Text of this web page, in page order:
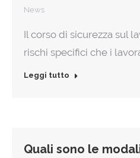
News
Il corso di sicurezza sul
rischi specifici che i
Leggi tutto
Quali sono le